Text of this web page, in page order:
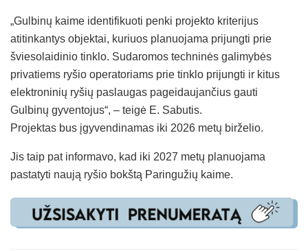
„Gulbinų kaime identifikuoti penki projekto kriterijus
atitinkantys objektai, kuriuos planuojama prijungti prie
šviesolaidinio tinklo. Sudaromos techninės galimybės
privatiems ryšio operatoriams prie tinklo prijungti ir kitus
elektroninių ryšių paslaugas pageidaujančius gauti
Gulbinų gyventojus“, – teigė E. Sabutis.
Projektas bus įgyvendinamas iki 2026 metų birželio.
Jis taip pat informavo, kad iki 2027 metų planuojama
pastatyti naują ryšio bokštą Paringužių kaime.